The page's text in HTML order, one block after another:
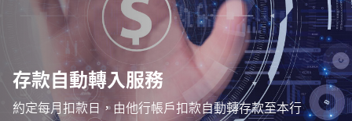
存款自動轉入服務
約定每月扣款日，由他行帳戶扣款自動轉存款至本行